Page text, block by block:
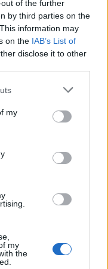
of the further
by third parties on the
information may
on the IAB’s List of
disclose it to other
my
my
the
sedaniProjekt
427 ZL-1! 551 svar
23:42 Projekt